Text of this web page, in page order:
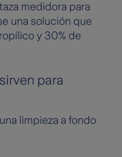
medidora para
una solución que
y 30% de
para
limpieza a fondo